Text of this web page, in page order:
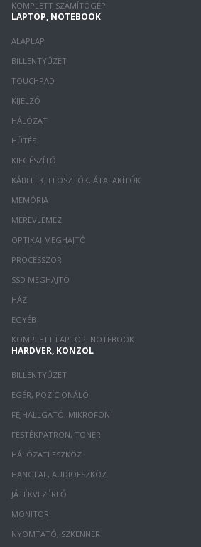
KOMPLETT SZÁMÍTÓGÉP
LAPTOP, NOTEBOOK
ALAPLAP
BILLENTYŰZET
TOUCHPAD
KIJELZŐ
HÁLÓZAT
HŰTÉS
KIEGÉSZÍTŐ
KÁBELEK, ELOSZTÓK, ÁTALAKÍTÓK
MEMÓRIA
MEREVLEMEZ
OPTIKAI MEGHAJTÓ
PROCESSZOR
SSD MEGHAJTÓ
HÁZ
EGYÉB
KOMPLETT LAPTOP, NOTEBOOK
HARDVER, KONZOL
BILLENTYŰZET
EGÉR, POZÍCIONÁLÓ
FEJHALLGATÓ, MIKROFON
FESTÉKPATRON, TONER
HÁLÓZATI ESZKÖZ
HANGFAL, AUDIOESZKÖZ
JÁTÉKVEZÉRLŐ
MONITOR
NYOMTATÓ, SZKENNER